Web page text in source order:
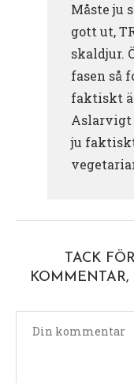
Måste ju
gott ut,
skaldjur.
fasen så
faktiskt
Aslarvigt
ju
TACK
KOMMENTAR,